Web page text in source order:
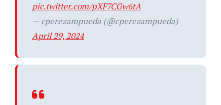
pic.twitter.com/pXF7CGw6tA
— cperezampueda (@cperezampueda)
April 29, 2024